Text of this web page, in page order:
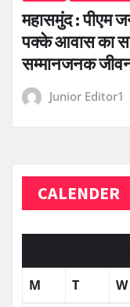
महासमुंद : पीएम
पक्के आवास का
सम्मानजनक
Junior Editor1
CALENDER
M
T W